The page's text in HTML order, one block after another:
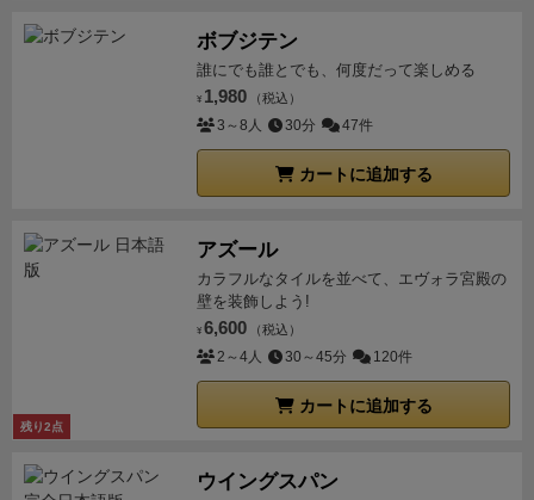
ボブジテン
誰にでも誰とでも、何度だって楽しめる
¥ 1,980 （税込）
3～8人 30分 47件
カートに追加する
残り2点
アズール
カラフルなタイルを並べて、エヴォラ宮殿の
壁を装飾しよう!
¥ 6,600 （税込）
2～4人 30～45分 120件
カートに追加する
ウイングスパン